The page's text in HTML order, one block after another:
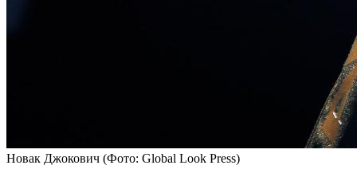
Новак Джокович (Фото: Global Look Press)